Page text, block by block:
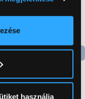
annak konkrét
Részletek
visszavonhatja a
használja
Ft